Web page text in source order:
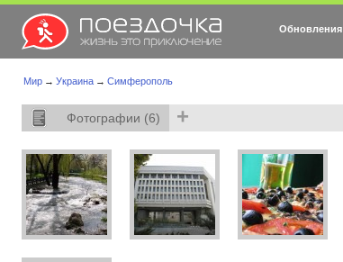
Обновления
Мир → Украина → Симферополь
Фотографии (6) +